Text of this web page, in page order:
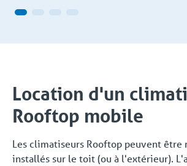
Location d'un
Rooftop mobile
Les climatiseurs Rooftop peuvent être
installés sur le toit (ou à l'extérieur).